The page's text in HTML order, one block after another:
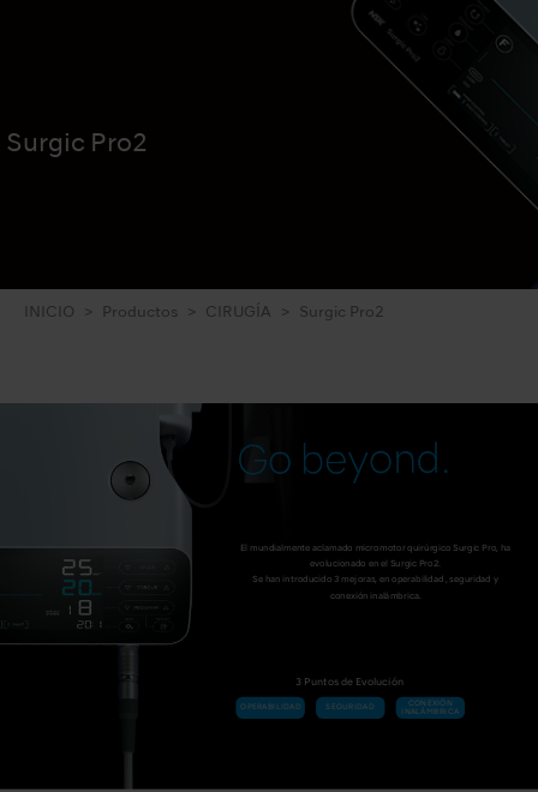
Surgic Pro2
INICIO Productos CIRUGÍA Surgic Pro2
El mundialmente aclamado micromotor quirúrgico Surgic Pro, ha
evolucionado en el Surgic Pro2.
Se han introducido 3 mejoras, en operabilidad , seguridad y
conexión inalámbrica.
3 Puntos de Evolución
OPERABILIDAD SEGURIDAD CONEXIÓN
INALÁMBRICA